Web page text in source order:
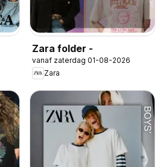
Zara folder -
vanaf zaterdag 01-08-2026
Zara